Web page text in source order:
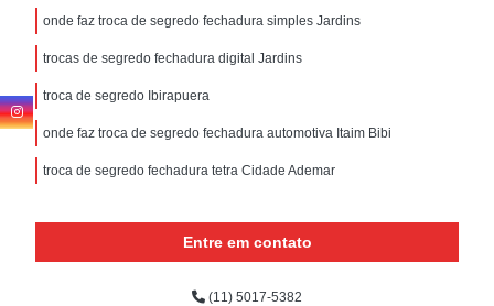
onde faz troca de segredo fechadura simples Jardins
trocas de segredo fechadura digital Jardins
troca de segredo Ibirapuera
onde faz troca de segredo fechadura automotiva Itaim Bibi
troca de segredo fechadura tetra Cidade Ademar
Entre em contato
(11) 5017-5382